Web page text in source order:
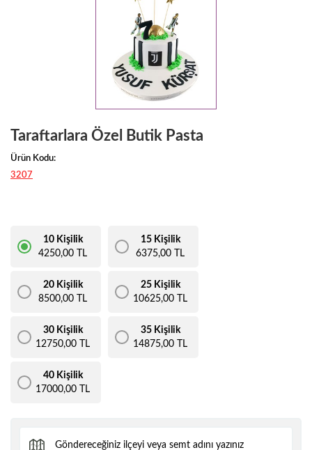
Taraftarlara Özel Butik Pasta
Ürün Kodu:
3207
10 Kişilik
4250,00 TL
15 Kişilik
6375,00 TL
20 Kişilik
8500,00 TL
25 Kişilik
10625,00 TL
30 Kişilik
12750,00 TL
35 Kişilik
14875,00 TL
40 Kişilik
17000,00 TL